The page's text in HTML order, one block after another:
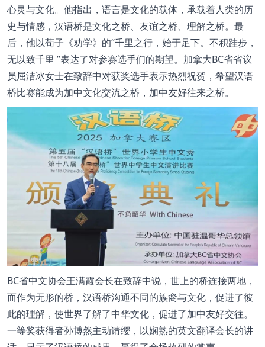
心灵与文化。他指出，语言是文化的载体，承载着人类的历
史与情感，汉语桥是文化之桥、友谊之桥、理解之桥。最
后，他以荀子《劝学》的“千里之行，始于足下。不积跬步，
无以致千里 ”表达了对参赛选手们的期望。加拿大BC省省议
员屈洁冰女士在致辞中对获奖选手表示热烈祝贺，希望汉语
桥比赛能成为加中文化交流之桥，加中友好往来之桥。
BC省中文协会王满霞会长在致辞中说，世上的桥连接两地，
而作为无形的桥，汉语桥沟通不同的族裔与文化，促进了彼
此的理解，使世界了解了中华文化，促进了加中友好交往。
一等奖获得者孙博然主动请缨，以娴熟的英文翻译会长的讲